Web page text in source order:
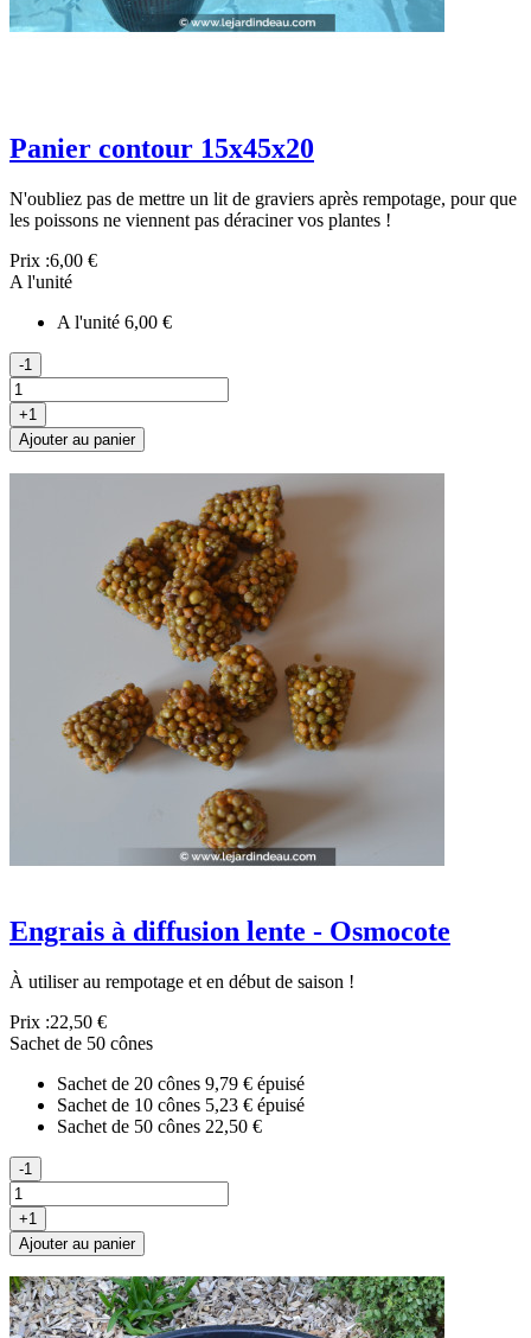
Panier contour 15x45x20
N'oubliez pas de mettre un lit de graviers après rempotage, pour que
les poissons ne viennent pas déraciner vos plantes !
Prix :6,00 €
A l'unité
A l'unité 6,00 €
-1
+1
Ajouter au panier
Engrais à diffusion lente - Osmocote
À utiliser au rempotage et en début de saison !
Prix :22,50 €
Sachet de 50 cônes
Sachet de 20 cônes 9,79 € épuisé
Sachet de 10 cônes 5,23 € épuisé
Sachet de 50 cônes 22,50 €
-1
+1
Ajouter au panier